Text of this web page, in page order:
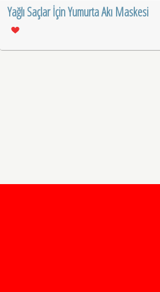
Yağlı Saçlar İçin Yumurta Akı Maskesi